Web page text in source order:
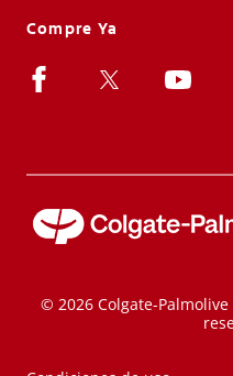
Compre Ya
© 2026 Colgate-